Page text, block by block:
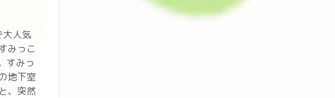
大人気
みっこ
すみっ
地下室
、突然